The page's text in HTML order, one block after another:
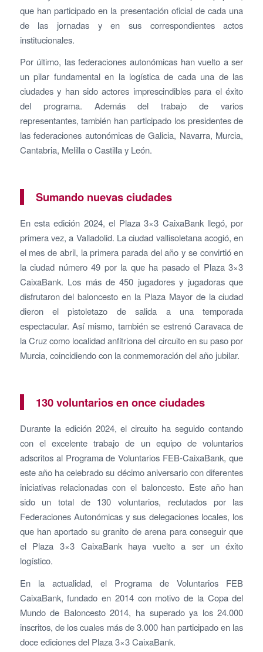
que han participado en la presentación oficial de cada una
de las jornadas y en sus correspondientes actos
institucionales.
Por último, las federaciones autonómicas han vuelto a ser
un pilar fundamental en la logística de cada una de las
ciudades y han sido actores imprescindibles para el éxito
del programa. Además del trabajo de varios
representantes, también han participado los presidentes de
las federaciones autonómicas de Galicia, Navarra, Murcia,
Cantabria, Melilla o Castilla y León.
Sumando nuevas ciudades
En esta edición 2024, el Plaza 3×3 CaixaBank llegó, por
primera vez, a Valladolid. La ciudad vallisoletana acogió, en
el mes de abril, la primera parada del año y se convirtió en
la ciudad número 49 por la que ha pasado el Plaza 3×3
CaixaBank. Los más de 450 jugadores y jugadoras que
disfrutaron del baloncesto en la Plaza Mayor de la ciudad
dieron el pistoletazo de salida a una temporada
espectacular. Así mismo, también se estrenó Caravaca de
la Cruz como localidad anfitriona del circuito en su paso por
Murcia, coincidiendo con la conmemoración del año jubilar.
130 voluntarios en once ciudades
Durante la edición 2024, el circuito ha seguido contando
con el excelente trabajo de un equipo de voluntarios
adscritos al Programa de Voluntarios FEB-CaixaBank, que
este año ha celebrado su décimo aniversario con diferentes
iniciativas relacionadas con el baloncesto. Este año han
sido un total de 130 voluntarios, reclutados por las
Federaciones Autonómicas y sus delegaciones locales, los
que han aportado su granito de arena para conseguir que
el Plaza 3×3 CaixaBank haya vuelto a ser un éxito
logístico.
En la actualidad, el Programa de Voluntarios FEB
CaixaBank, fundado en 2014 con motivo de la Copa del
Mundo de Baloncesto 2014, ha superado ya los 24.000
inscritos, de los cuales más de 3.000 han participado en las
doce ediciones del Plaza 3×3 CaixaBank.